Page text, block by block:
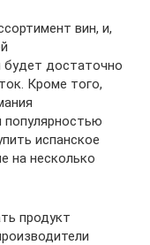
вин, и,
будет достаточно
Кроме того,
испанское
на несколько
продукт